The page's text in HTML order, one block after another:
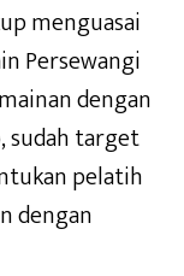
menguasai
Persewangi
dengan
sudah target
pelatih
dengan